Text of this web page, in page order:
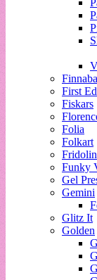
First
Fiskars
Folia
Folkart
Fridolin
Funky
Gel
Gemini
Glitz It
Golden